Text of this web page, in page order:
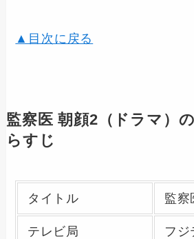
▲目次に戻る
監察医 朝顔2（ドラマ）
らすじ
タイトル 監察
テレビ局 フジ